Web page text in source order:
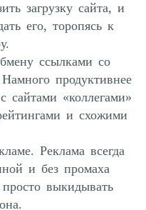
загрузку сайта, и
его, торопясь к
ссылками со
продуктивнее
сайтами «коллегами»
и схожими
Реклама всегда
и без промаха
выкидывать